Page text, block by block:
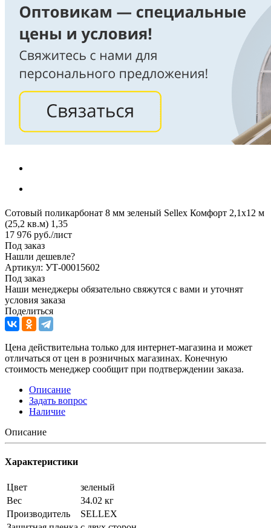
Сотовый поликарбонат 8 мм зеленый Sellex Комфорт 2,1х12 м
(25,2 кв.м) 1,35
17 976 руб./лист
Под заказ
Нашли дешевле?
Артикул: УТ-00015602
Под заказ
Наши менеджеры обязательно свяжутся с вами и уточнят
условия заказа
Поделиться
Цена действительна только для интернет-магазина и может
отличаться от цен в розничных магазинах. Конечную
стоимость менеджер сообщит при подтверждении заказа.
Описание
Задать вопрос
Наличие
Описание
Характеристики
Цвет
зеленый
Вес
34.02 кг
Производитель
SELLEX